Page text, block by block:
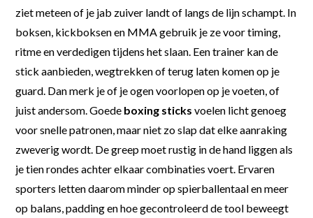
ziet meteen of je jab zuiver landt of langs de lijn schampt. In
boksen, kickboksen en MMA gebruik je ze voor timing,
ritme en verdedigen tijdens het slaan. Een trainer kan de
stick aanbieden, wegtrekken of terug laten komen op je
guard. Dan merk je of je ogen voorlopen op je voeten, of
juist andersom. Goede boxing sticks voelen licht genoeg
voor snelle patronen, maar niet zo slap dat elke aanraking
zweverig wordt. De greep moet rustig in de hand liggen als
je tien rondes achter elkaar combinaties voert. Ervaren
sporters letten daarom minder op spierballentaal en meer
op balans, padding en hoe gecontroleerd de tool beweegt